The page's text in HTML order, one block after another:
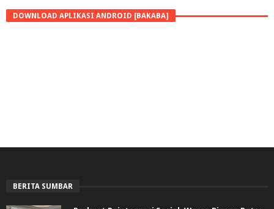
DOWNLOAD APLIKASI ANDROID [BAKABA]
BERITA SUMBAR